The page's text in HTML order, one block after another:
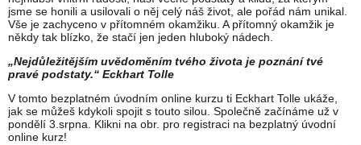
jsme se honili a usilovali o něj celý náš život, ale pořád nám unikal.
Vše je zachyceno v přítomném okamžiku. A přítomný okamžik je
někdy tak blízko, že stačí jen jeden hluboký nádech.
„Nejdůležitějším uvědoměním tvého života je poznání tvé
pravé podstaty.“ Eckhart Tolle
V tomto bezplatném úvodním online kurzu ti Eckhart Tolle ukáže,
jak se můžeš kdykoli spojit s touto silou. Společně začínáme už v
pondělí 3.srpna. Klikni na obr. pro registraci na bezplatný úvodní
online kurz!